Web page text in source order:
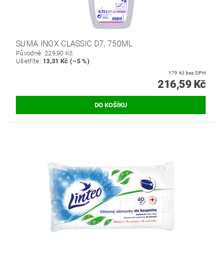
SUMA INOX CLASSIC D7, 750ML
Původně: 229,90 Kč
Ušetříte: 13,31 Kč (–5 %)
179 Kč bez DPH
216,59 Kč